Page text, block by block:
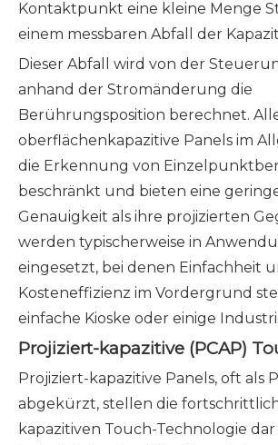
Kontaktpunkt eine kleine Menge
einem messbaren Abfall der
Dieser Abfall wird von der
anhand der Stromänderung die
Berührungsposition berechnet.
oberflächenkapazitive Panels im
die Erkennung von
beschränkt und bieten eine
Genauigkeit als ihre projizierten
werden typischerweise in
eingesetzt, bei denen Einfachheit
Kosteneffizienz im Vordergrund
einfache Kioske oder einige
Projiziert-kapazitive (PCAP)
Projiziert-kapazitive Panels, oft als
abgekürzt, stellen die
kapazitiven Touch-Technologie